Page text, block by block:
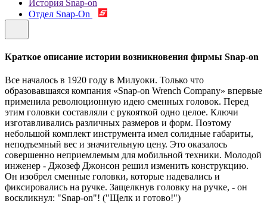
История Snap-on
Отдел Snap-On
Краткое описание истории возникновения фирмы Snap-on
Все началось в 1920 году в Милуоки. Только что
образовавшаяся компания «Snap-on Wrench Company» впервые
применила революционную идею сменных головок. Перед
этим головки составляли с рукояткой одно целое. Ключи
изготавливались различных размеров и форм. Поэтому
небольшой комплект инструмента имел солидные габариты,
неподъемный вес и значительную цену. Это оказалось
совершенно неприемлемым для мобильной техники. Молодой
инженер - Джозеф Джонсон решил изменить конструкцию.
Он изобрел сменные головки, которые надевались и
фиксировались на ручке. Защелкнув головку на ручке, - он
воскликнул: "Snap-on"! ("Щелк и готово!")